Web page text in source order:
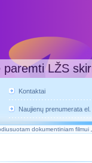
paremti LŽS
Kontaktai
Naujienų prenumerata
dokumentiniam filmui